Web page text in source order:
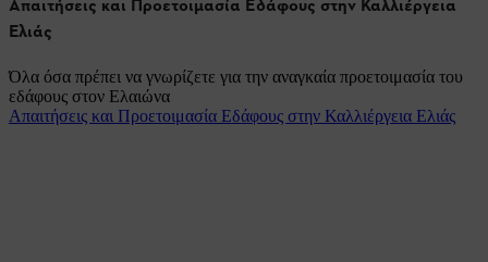
Απαιτήσεις και Προετοιμασία Εδάφους στην Καλλιέργεια
Ελιάς
Όλα όσα πρέπει να γνωρίζετε για την αναγκαία προετοιμασία του
εδάφους στον Ελαιώνα
Απαιτήσεις και Προετοιμασία Εδάφους στην Καλλιέργεια Ελιάς